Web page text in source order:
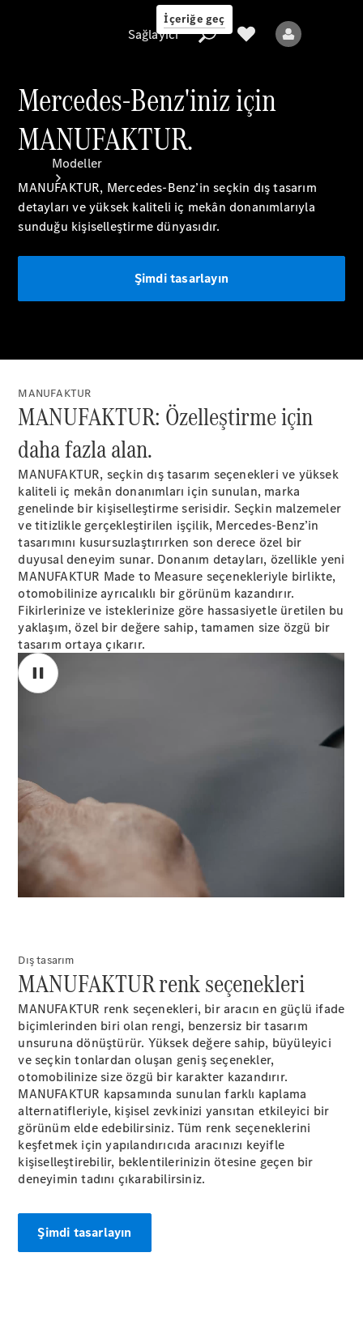
İçeriğe geç
Sağlayıcı
Modeller
Sedan
Tüm Sedan
CLA
Elektrik
CLA
C-Serisi
C-
Serisi
Yeni Elektrik
EQE Elektrik
E-Serisi
S-
Serisi
Tasarla
Test Sürüşü
Store
SUV & Geländewagen
Tüm SUV
EQA
Elektrik
GLA
GLA
Yeni Elektrik
GLB Yeni Elektrik
GLB Yeni
GLC Elektrik
GLC
GLC Coupé
GLE
GLE Coupé
Serisi
G-Serisi
Sağlayıcı
Mercedes-Benz'iniz için
MANUFAKTUR.
MANUFAKTUR, Mercedes-Benz’in seçkin dış tasarım
detayları ve yüksek kaliteli iç mekân donanımlarıyla
sunduğu kişiselleştirme dünyasıdır.
Şimdi tasarlayın
MANUFAKTUR
MANUFAKTUR: Özelleştirme için
daha fazla alan.
MANUFAKTUR, seçkin dış tasarım seçenekleri ve yüksek
kaliteli iç mekân donanımları için sunulan, marka
genelinde bir kişiselleştirme serisidir. Seçkin malzemeler
ve titizlikle gerçekleştirilen işçilik, Mercedes-Benz’in
tasarımını kusursuzlaştırırken son derece özel bir
duyusal deneyim sunar. Donanım detayları, özellikle yeni
MANUFAKTUR Made to Measure seçenekleriyle birlikte,
otomobilinize ayrıcalıklı bir görünüm kazandırır.
Fikirlerinize ve isteklerinize göre hassasiyetle üretilen bu
yaklaşım, özel bir değere sahip, tamamen size özgü bir
tasarım ortaya çıkarır.
Dış tasarım
MANUFAKTUR renk seçenekleri
MANUFAKTUR renk seçenekleri, bir aracın en güçlü ifade
biçimlerinden biri olan rengi, benzersiz bir tasarım
unsuruna dönüştürür. Yüksek değere sahip, büyüleyici
ve seçkin tonlardan oluşan geniş seçenekler,
otomobilinize size özgü bir karakter kazandırır.
MANUFAKTUR kapsamında sunulan farklı kaplama
alternatifleriyle, kişisel zevkinizi yansıtan etkileyici bir
görünüm elde edebilirsiniz. Tüm renk seçeneklerini
keşfetmek için yapılandırıcıda aracınızı keyifle
kişiselleştirebilir, beklentilerinizin ötesine geçen bir
deneyimin tadını çıkarabilirsiniz.
Şimdi tasarlayın